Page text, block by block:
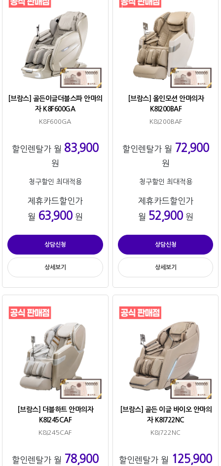
[브람스] 골든이글더블스파 안마의
자 K8F600GA
K8F600GA
할인렌탈가 월 83,900
원
청구할인 최대적용
제휴카드할인가
월 63,900원
상담신청
상세보기
[브람스] 올인모션 안마의자
K8I200BAF
K8I200BAF
할인렌탈가 월 72,900
원
청구할인 최대적용
제휴카드할인가
월 52,900원
상담신청
상세보기
[브람스] 더블하트 안마의자
K8I245CAF
K8I245CAF
할인렌탈가 월 78,900
[브람스] 골든 이글 바이오 안마의
자 K8I722NC
K8I722NC
할인렌탈가 월 125,900